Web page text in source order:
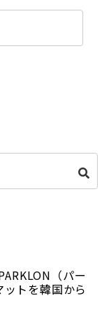
（パー
トを韓国から